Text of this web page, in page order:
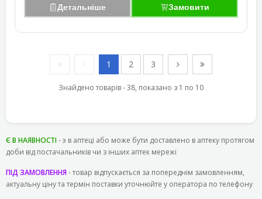
Детальніше Замовити
1 2 3
Знайдено товарів - 38, показано з 1 по 10
Є В НАЯВНОСТІ- э в аптеці або може бути доставлено в аптеку протягом
доби від постачальників чи з інших аптек мережі
ПІД ЗАМОВЛЕННЯ- товар відпускається за попереднім замовленням,
актуальну ціну та термін поставки уточнюйте у оператора по телефону